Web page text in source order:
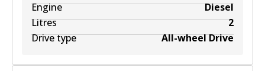
Engine
Diesel
Litres
2
Drive type
All-wheel Drive